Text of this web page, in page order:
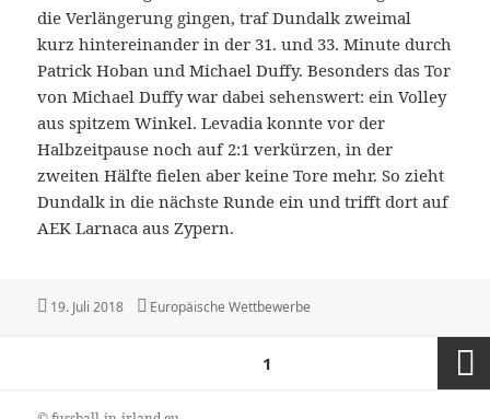
die Verlängerung gingen, traf Dundalk zweimal
kurz hintereinander in der 31. und 33. Minute durch
Patrick Hoban und Michael Duffy. Besonders das Tor
von Michael Duffy war dabei sehenswert: ein Volley
aus spitzem Winkel. Levadia konnte vor der
Halbzeitpause noch auf 2:1 verkürzen, in der
zweiten Hälfte fielen aber keine Tore mehr. So zieht
Dundalk in die nächste Runde ein und trifft dort auf
AEK Larnaca aus Zypern.
Veröffentlicht
19. Juli 2018 Kategorien
Europäische Wettbewerbe
1